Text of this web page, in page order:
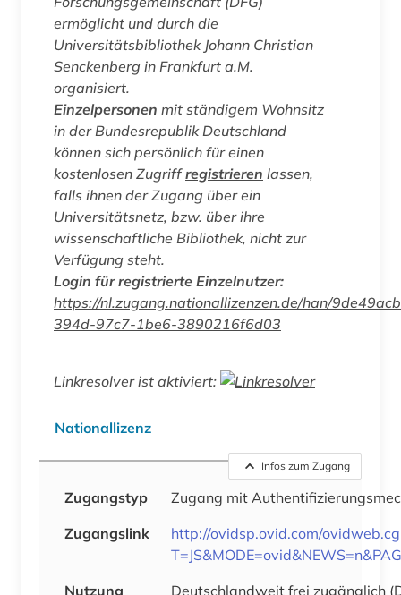
ermöglicht und durch die
Universitätsbibliothek Johann Christian
Senckenberg in Frankfurt a.M.
organisiert.
Einzelpersonen mit ständigem Wohnsitz
in der Bundesrepublik Deutschland
können sich persönlich für einen
kostenlosen Zugriffregistrieren lassen,
falls ihnen der Zugang über ein
Universitätsnetz, bzw. über ihre
wissenschaftliche Bibliothek, nicht zur
Verfügung steht.
Login für registrierte Einzelnutzer:
https://nl.zugang.nationallizenzen.de/han/
394d-97c7-1be6-3890216f6d03
Linkresolver ist aktiviert:
Nationallizenz
Infos zum Zugang
Zugangstyp
Zugang mit
Zugangslink
http://ovidsp.ovid.com/
Nutzung
Deutschlandweit frei zugänglich